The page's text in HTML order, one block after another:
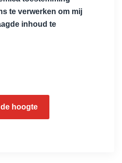
te verwerken om mij
inhoud te
hoogte